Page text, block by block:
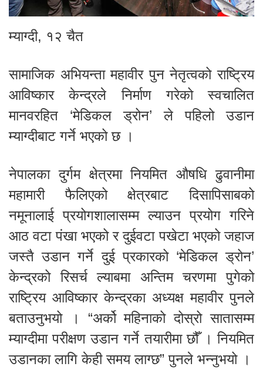
म्याग्दी, १२ चैत
सामाजिक अभियन्ता महावीर पुन नेतृत्वको राष्ट्रिय
आविष्कार केन्द्रले निर्माण गरेको स्वचालित
मानवरहित ‘मेडिकल ड्रोन’ ले पहिलो उडान
म्याग्दीबाट गर्ने भएको छ ।
नेपालका दुर्गम क्षेत्रमा नियमित औषधि ढुवानीमा
महामारी फैलिएको क्षेत्रबाट दिसापिसाबको
नमूनालाई प्रयोगशालासम्म ल्याउन प्रयोग गरिने
आठ वटा पंखा भएको र दुईवटा पखेटा भएको जहाज
जस्तै उडान गर्ने दुई प्रकारको ‘मेडिकल ड्रोन’
केन्द्रको रिसर्च ल्याबमा अन्तिम चरणमा पुगेको
राष्ट्रिय आविष्कार केन्द्रका अध्यक्ष महावीर पुनले
बताउनुभयो । “अर्को महिनाको दोस्रो सातासम्म
म्याग्दीमा परीक्षण उडान गर्ने तयारीमा छौँ । नियमित
उडानका लागि केही समय लाग्छ” पुनले भन्नुभयो ।